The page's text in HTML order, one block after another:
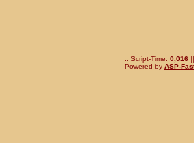
.: Script-Time: 0,016||
Powered by ASP-